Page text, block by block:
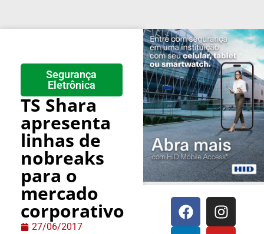
Segurança
Eletrônica
TS Shara
apresenta
linhas de
nobreaks
para o
mercado
corporativo
27/06/2017